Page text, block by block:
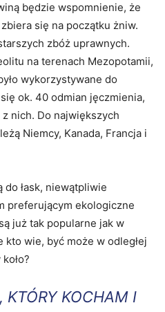
będzie wspomnienie, że
się na początku żniw.
zbóż uprawnych.
na terenach Mezopotamii,
wykorzystywane do
ok. 40 odmian jęczmienia,
nich. Do największych
Niemcy, Kanada, Francja i
do łask, niewątpliwie
preferującym ekologiczne
już tak popularne jak w
wie, być może w odległej
KTÓRY KOCHAM I